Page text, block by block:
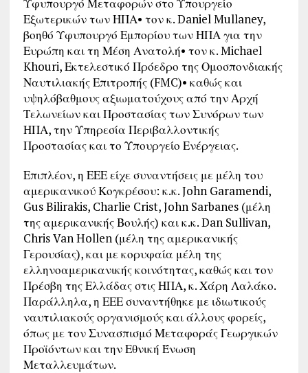
Εξωτερικών των ΗΠΑ• τον κ. Daniel Mullaney,
βοηθό Υφυπουργό Εμπορίου των ΗΠΑ για την
Ευρώπη και τη Μέση Ανατολή• τον κ. Michael
Khouri, Εκτελεστικό Πρόεδρο της Ομοσπονδιακής
Ναυτιλιακής Επιτροπής (FMC)• καθώς και
υψηλόβαθμους αξιωματούχους από την Αρχή
Τελωνείων και Προστασίας των Συνόρων των
ΗΠΑ, την Υπηρεσία Περιβαλλοντικής
Προστασίας και το Υπουργείο Ενέργειας.
Επιπλέον, η ΕΕΕ είχε συναντήσεις με μέλη του
αμερικανικού Κογκρέσου: κ.κ. John Garamendi,
Gus Bilirakis, Charlie Crist, John Sarbanes (μέλη
της αμερικανικής Βουλής) και κ.κ. Dan Sullivan,
Chris Van Hollen (μέλη της αμερικανικής
Γερουσίας), και με κορυφαία μέλη της
ελληνοαμερικανικής κοινότητας, καθώς και τον
Πρέσβη της Ελλάδας στις ΗΠΑ, κ. Χάρη Λαλάκο.
Παράλληλα, η ΕΕΕ συναντήθηκε με ιδιωτικούς
ναυτιλιακούς οργανισμούς και άλλους φορείς,
όπως με τον Συνασπισμό Μεταφοράς Γεωργικών
Προϊόντων και την Εθνική Ένωση
Μεταλλευμάτων.